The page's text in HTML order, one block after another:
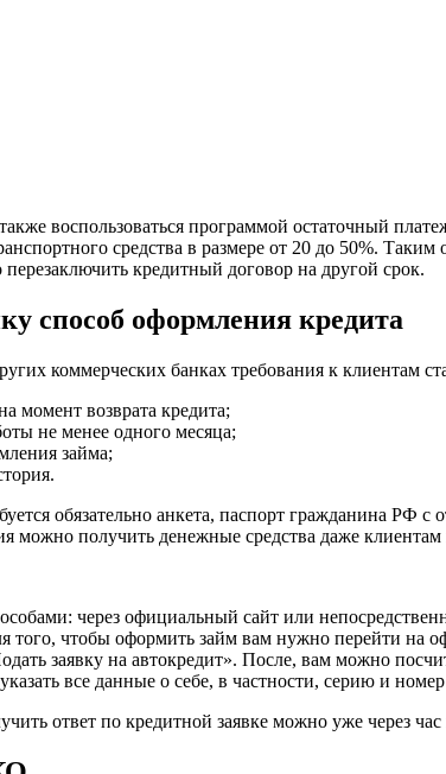
воспользоваться программой остаточный
средства в размере от 20 до 50%.
перезаключить кредитный договор на другой срок.
способ оформления кредита
коммерческих банках требования к клиентам
момент возврата кредита;
не менее одного месяца;
займа;
обязательно анкета, паспорт гражданина РФ
можно получить денежные средства даже
через официальный сайт или
того, чтобы оформить займ вам нужно перейти на
заявку на автокредит». После, вам можно
все данные о себе, в частности, серию и
ответ по кредитной заявке можно уже через